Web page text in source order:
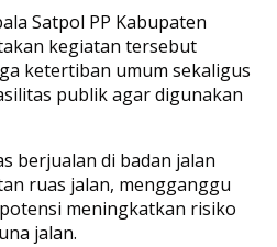
Satpol PP Kabupaten
kegiatan tersebut
ketertiban umum sekaligus
publik agar digunakan
berjualan di badan jalan
ruas jalan, mengganggu
meningkatkan risiko
jalan.